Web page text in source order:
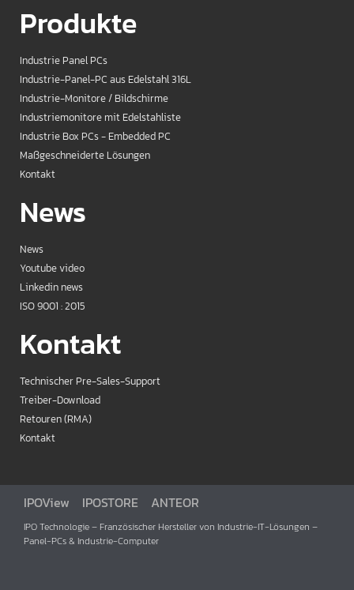
Produkte
Industrie Panel PCs
Industrie-Panel-PC aus Edelstahl 316L
Industrie-Monitore / Bildschirme
Industriemonitore mit Edelstahliste
Industrie Box PCs - Embedded PC
Maßgeschneiderte Lösungen
Kontakt
News
News
Youtube video
Linkedin news
ISO 9001 : 2015
Kontakt
Technischer Pre-Sales-Support
Treiber-Download
Retouren (RMA)
Kontakt
IPOView IPOSTORE ANTEOR
IPO Technologie – Französischer Hersteller von Industrie-IT-Lösungen –
Panel-PCs & Industrie-Computer